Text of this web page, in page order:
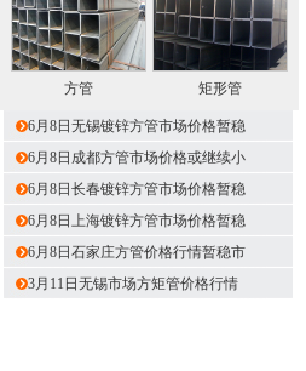
方管 矩形管
6月8日无锡镀锌方管市场价格暂稳
6月8日成都方管市场价格或继续小
6月8日长春镀锌方管市场价格暂稳
6月8日上海镀锌方管市场价格暂稳
6月8日石家庄方管价格行情暂稳市
3月11日无锡市场方矩管价格行情